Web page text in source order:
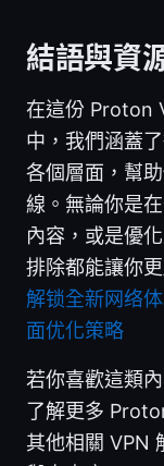
結語與資
在這份 Proton
中，我們涵蓋
各個層面，幫
線。無論你是
內容，或是優
排除都能讓你
解锁全新网络
面优化策略
若你喜歡這類
了解更多
其他相關 VPN